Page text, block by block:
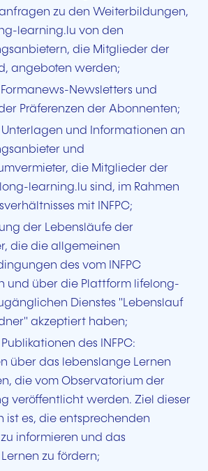
zu den Weiterbildungen,
learning.lu von den
die Mitglieder der
angeboten werden;
Formanews-Newsletters und
Präferenzen der Abonnenten;
Unterlagen und Informationen an
und
die Mitglieder der
learning.lu sind, im Rahmen
mit INFPC;
der Lebensläufe der
die die allgemeinen
des vom INFPC
und über die Plattform lifelong-
Dienstes "Lebenslauf
akzeptiert haben;
des INFPC:
über das lebenslange Lernen
die vom Observatorium der
veröffentlicht werden. Ziel dieser
ist es, die entsprechenden
informieren und das
zu fördern;